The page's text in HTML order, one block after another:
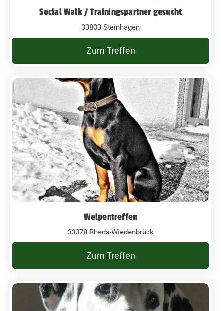
Social Walk / Trainingspartner gesucht
33803 Steinhagen
Zum Treffen
Welpentreffen
33378 Rheda-Wiedenbrück
Zum Treffen